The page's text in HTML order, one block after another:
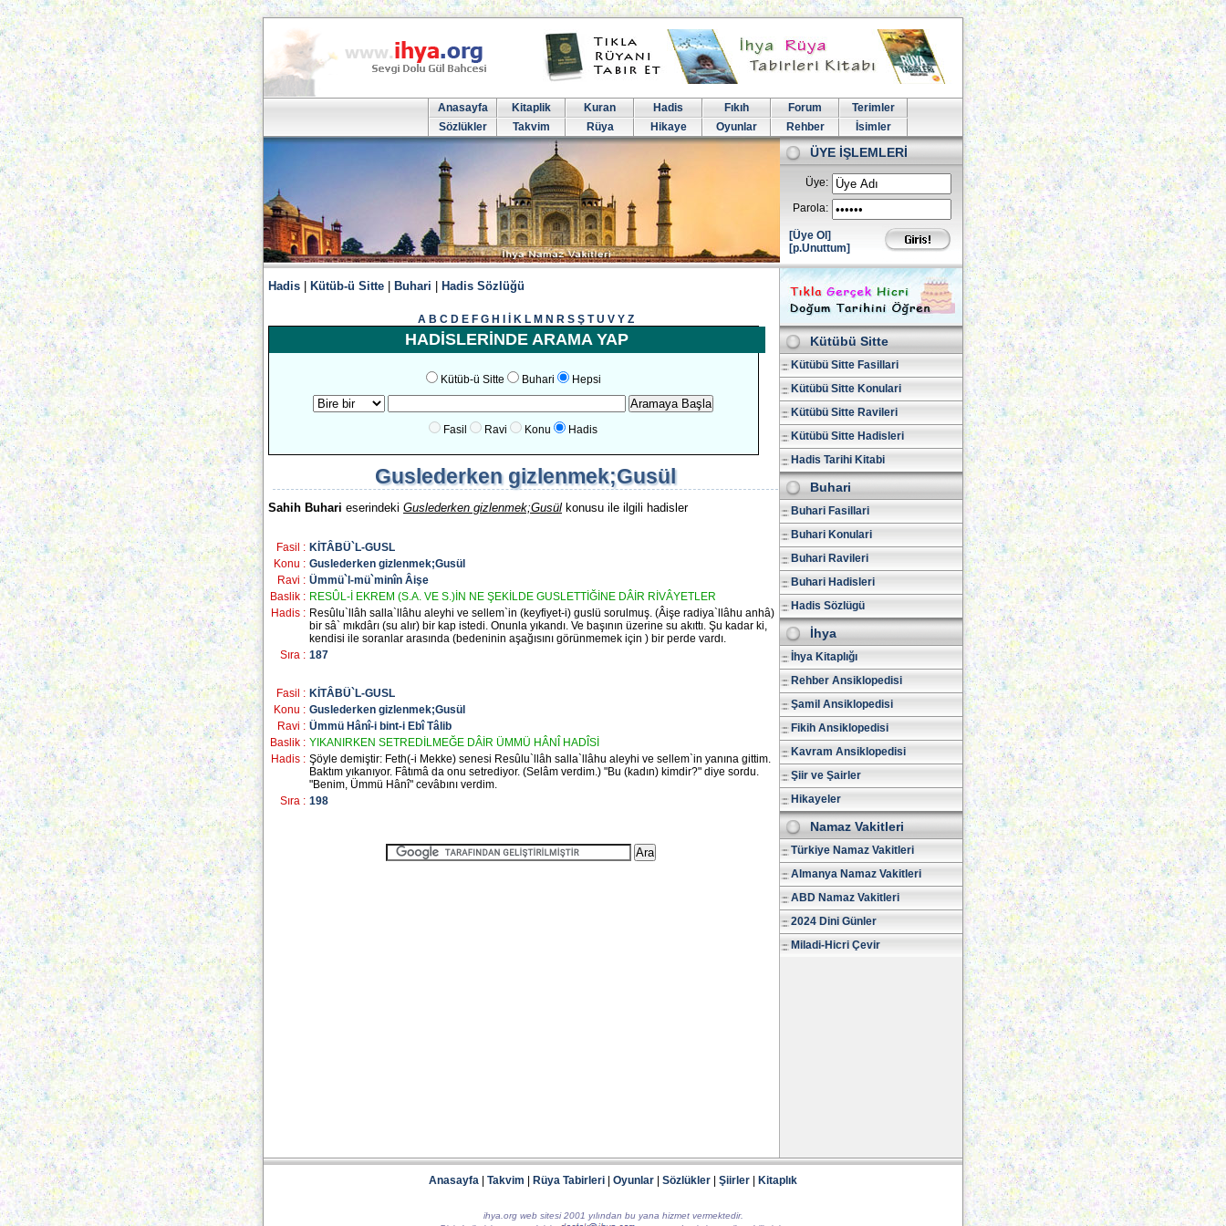
Anasayfa Kitaplik Kuran Hadis Fıkıh Forum
Terimler
Sözlükler
Takvim Rüya Hikaye Oyunlar Rehber İsimler
ÜYE İŞLEMLERİ
Üye:
Parola:
[Üye Ol]
[p.Unuttum]
Hadis Kütüb-ü Sitte Buhari Hadis Sözlüğü
A B C D E F G H K L M N R S Ş T U V Y Z
HADİSLERİNDE ARAMA YAP
Kütüb-ü Sitte Buhari Hepsi
Fasil Ravi Konu Hadis
Guslederken gizlenmek;Gusül
Sahih Buhari eserindeki Guslederken gizlenmek;Gusül konusu ile ilgili hadisler
Fasil : KİTÂBÜ`L-GUSL
Konu : Guslederken gizlenmek;Gusül
Ravi : Ümmü`l-mü`minîn Âişe
Baslik : RESÛL-İ EKREM (S.A. VE S.)İN NE ŞEKİLDE GUSLETTİĞİNE DÂİR RİVÂYETLER
Hadis : Resûlu`llâh salla`llâhu aleyhi ve sellem`in (keyfiyet-i) guslü sorulmuş. (Âişe radiya`llâhu anhâ)
bir sâ` mıkdârı (su alır) bir kap istedi. Onunla yıkandı. Ve başının üzerine su akıttı. Şu kadar ki,
kendisi ile soranlar arasında (bedeninin aşağısını görünmemek için ) bir perde vardı.
Sıra : 187
Fasil : KİTÂBÜ`L-GUSL
Konu : Guslederken gizlenmek;Gusül
Ravi : Ümmü Hânî-i bint-i Ebî Tâlib
Baslik : YIKANIRKEN SETREDİLMEĞE DÂİR ÜMMÜ HÂNÎ HADÎSİ
Hadis : Şöyle demiştir: Feth(-i Mekke) senesi Resûlu`llâh salla`llâhu aleyhi ve sellem`in yanına gittim.
Baktım yıkanıyor. Fâtımâ da onu setrediyor. (Selâm verdim.) "Bu (kadın) kimdir?" diye sordu.
"Benim, Ümmü Hânî" cevâbını verdim.
Sıra : 198
Kütübü Sitte
Kütübü Sitte Fasillari
Kütübü Sitte Konulari
Kütübü Sitte Ravileri
Kütübü Sitte Hadisleri
Hadis Tarihi Kitabi
Buhari
Buhari Fasillari
Buhari Konulari
Buhari Ravileri
Buhari Hadisleri
Hadis Sözlügü
İhya
İhya Kitaplığı
Rehber Ansiklopedisi
Şamil Ansiklopedisi
Fikih Ansiklopedisi
Kavram Ansiklopedisi
Şiir ve Şairler
Hikayeler
Namaz Vakitleri
Türkiye Namaz Vakitleri
Almanya Namaz Vakitleri
ABD Namaz Vakitleri
2024 Dini Günler
Miladi-Hicri Çevir
Anasayfa Takvim Rüya Tabirleri Oyunlar Sözlükler Şiirler Kitaplık
ihya.org web sitesi 2001 yılından bu yana hizmet vermektedir.